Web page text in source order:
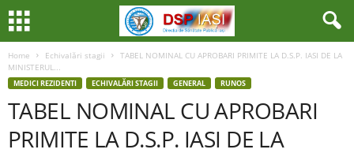
Home Echivalări stagii
TABEL NOMINAL CU APROBARI PRIMITE LA D.S.P. IASI DE LA
MINISTERUL...
MEDICI REZIDENTI ECHIVALĂRI STAGII GENERAL RUNOS
TABEL NOMINAL CU APROBARI
PRIMITE LA D.S.P. IASI DE LA